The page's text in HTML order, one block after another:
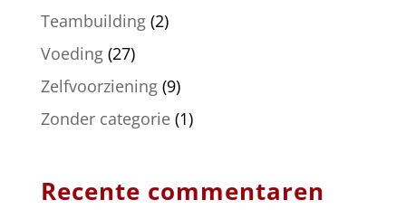
Teambuilding(2)
Voeding(27)
Zelfvoorziening(9)
Zonder categorie(1)
Recente commentaren